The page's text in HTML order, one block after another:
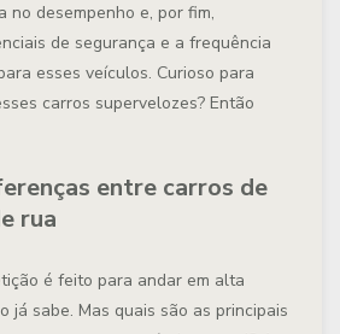
no desempenho e, por fim,
de segurança e a frequência
esses veículos. Curioso para
carros supervelozes? Então
entre carros de
rua
é feito para andar em alta
já sabe. Mas quais são as principais